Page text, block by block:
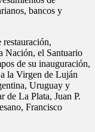
bancos y
restauración,
Nación, el Santuario
de su inauguración,
la Virgen de Luján
Uruguay y
de La Plata, Juan P.
Francisco